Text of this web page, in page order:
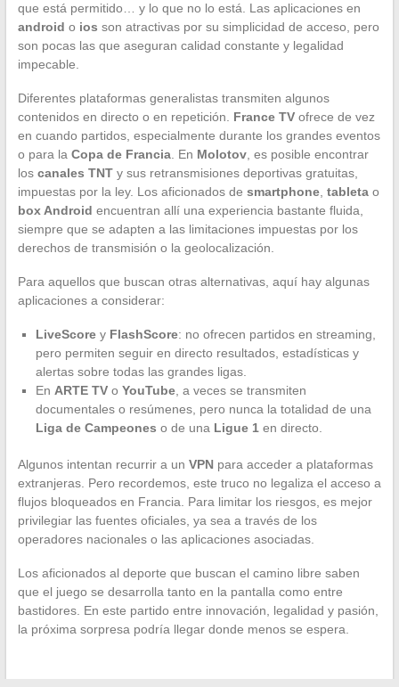
que está permitido… y lo que no lo está. Las aplicaciones en
android o ios son atractivas por su simplicidad de acceso, pero
son pocas las que aseguran calidad constante y legalidad
impecable.
Diferentes plataformas generalistas transmiten algunos
contenidos en directo o en repetición. France TVofrece de vez
en cuando partidos, especialmente durante los grandes eventos
o para la Copa de Francia. En Molotov, es posible encontrar
los canales TNTy sus retransmisiones deportivas gratuitas,
impuestas por la ley. Los aficionados de smartphone, tabletao
box Android encuentran allí una experiencia bastante fluida,
siempre que se adapten a las limitaciones impuestas por los
derechos de transmisión o la geolocalización.
Para aquellos que buscan otras alternativas, aquí hay algunas
aplicaciones a considerar:
LiveScorey FlashScore: no ofrecen partidos en streaming,
pero permiten seguir en directo resultados, estadísticas y
alertas sobre todas las grandes ligas.
En ARTE TVo YouTube, a veces se transmiten
documentales o resúmenes, pero nunca la totalidad de una
Liga de Campeones o de una Ligue 1 en directo.
Algunos intentan recurrir a un VPNpara acceder a plataformas
extranjeras. Pero recordemos, este truco no legaliza el acceso a
flujos bloqueados en Francia. Para limitar los riesgos, es mejor
privilegiar las fuentes oficiales, ya sea a través de los
operadores nacionales o las aplicaciones asociadas.
Los aficionados al deporte que buscan el camino libre saben
que el juego se desarrolla tanto en la pantalla como entre
bastidores. En este partido entre innovación, legalidad y pasión,
la próxima sorpresa podría llegar donde menos se espera.